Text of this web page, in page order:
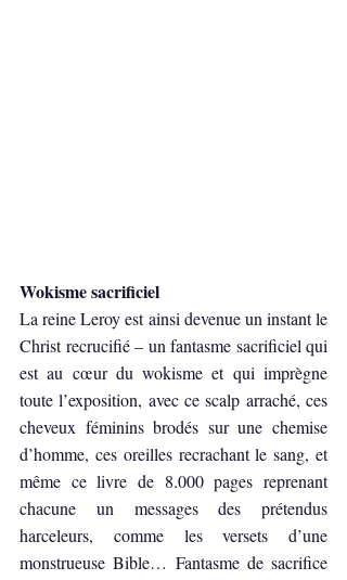
Wokisme sacrificiel
La reine Leroy est ainsi devenue un instant le
Christ recrucifié – un fantasme sacrificiel qui
est au cœur du wokisme et qui imprègne
toute l’exposition, avec ce scalp arraché, ces
cheveux féminins brodés sur une chemise
d’homme, ces oreilles recrachant le sang, et
même ce livre de 8.000 pages reprenant
chacune un messages des prétendus
harceleurs, comme les versets d’une
monstrueuse Bible… Fantasme de sacrifice